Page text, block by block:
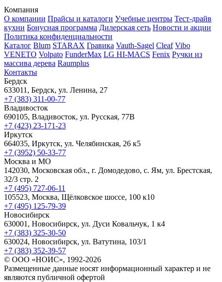
Компания
О компании Прайсы и каталоги Учебные центры Тест-драйв
кухни Бонусная программа Дилерская сеть Новости и акции
Политика конфиденциальности
Каталог Blum STARAX Гравика Vauth-Sagel Cleaf Vibo
VENETO Volpato FunderMax LG HI-MACS Fenix Ручки из
массива дерева Raumplus
Контакты
Бердск
633011, Бердск, ул. Ленина, 27
+7 (383) 311-00-77
Владивосток
690105, Владивосток, ул. Русская, 77В
+7 (423) 23-171-23
Иркутск
664035, Иркутск, ул. Челябинская, 26 к5
+7 (3952) 50-33-77
Москва и МО
142030, Московская обл., г. Домодедово, с. Ям, ул. Брестская,
32/3 стр. 2
+7 (495) 727-06-11
105523, ​Москва, Щёлковское шоссе, 100 к10
+7 (495) 125-79-39
Новосибирск
630001, Новосибирск, ул. Дуси Ковальчук, 1 к4
+7 (383) 325-30-50
630024, Новосибирск, ул. Ватутина, 103/1
+7 (383) 352-39-57
© ООО «НОИС», 1992-2026
Размещенные данные носят информационный характер и не
являются публичной офертой